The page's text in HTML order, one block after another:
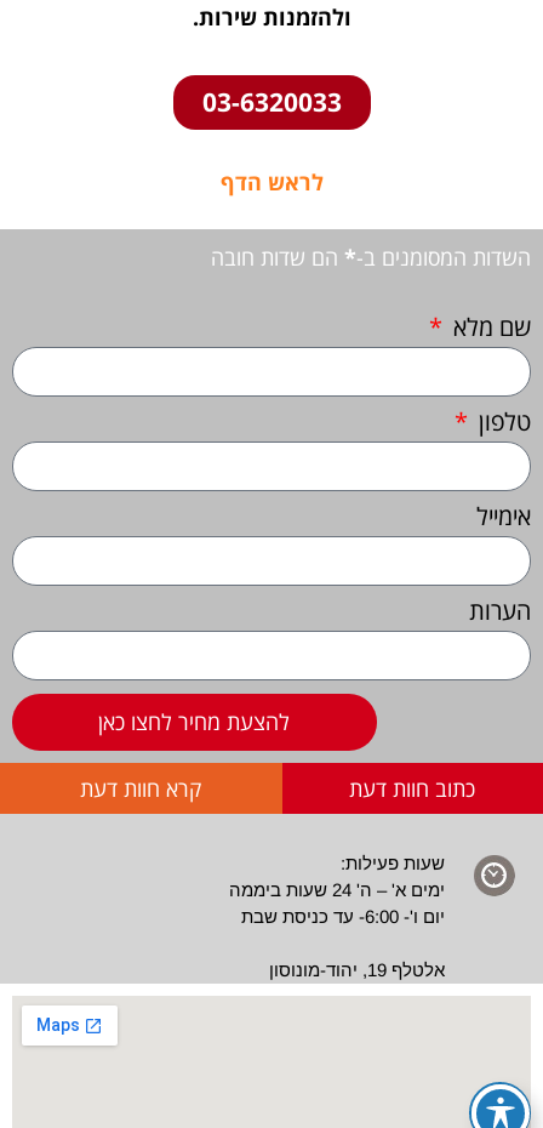
ולהזמנות שירות.
03-6320033
לראש הדף
השדות המסומנים ב-* הם שדות חובה
שם מלא
טלפון
אימייל
הערות
להצעת מחיר לחצו כאן
כתוב חוות דעת קרא חוות דעת
שעות פעילות:
ימים א' – ה' 24 שעות ביממה
יום ו'- 6:00- עד כניסת שבת
אלטלף 19, יהוד-מונוסון